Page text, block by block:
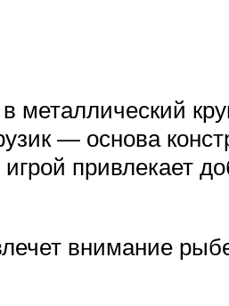
— основа
привлекает
внимание